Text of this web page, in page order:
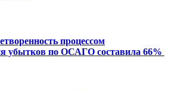
процессом
убытков по ОСАГО составила 66%